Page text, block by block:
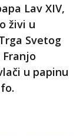
Lav XIV,
živi u
Svetog
u papinu